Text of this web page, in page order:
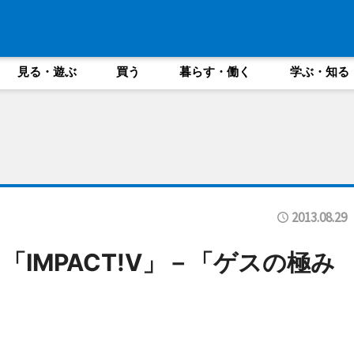
見る・遊ぶ 買う 暮らす・働く 学ぶ・知る
2013.08.29
IMPACT!V」－「ゲスの極み